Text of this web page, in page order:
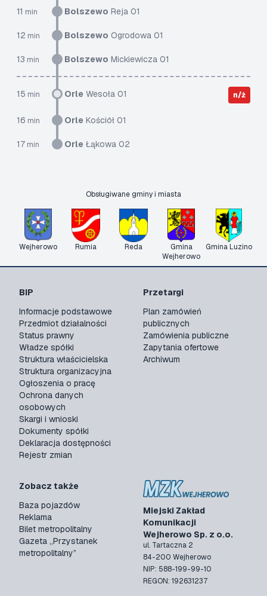
11 min Bolszewo Reja 01
12 min Bolszewo Ogrodowa 01
13 min Bolszewo Mickiewicza 01
15 min Orle Wesoła 01 n/ż
16 min Orle Kościół 01
17 min Orle Łąkowa 02
Obsługiwane gminy i miasta
Wejherowo Rumia Reda
Gmina
Wejherowo
Gmina Luzino
Miejski Zakład
Komunikacji
Wejherowo Sp. z o.o.
ul. Tartaczna 2
84-200 Wejherowo
NIP: 588-199-99-10
REGON: 192631237
BIP
Informacje podstawowe
Przedmiot działalności
Status prawny
Władze spółki
Struktura właścicielska
Struktura organizacyjna
Ogłoszenia o pracę
Ochrona danych
osobowych
Skargi i wnioski
Dokumenty spółki
Deklaracja dostępności
Rejestr zmian
Przetargi
Plan zamówień
publicznych
Zamówienia publiczne
Zapytania ofertowe
Archiwum
Zobacz także
Baza pojazdów
Reklama
Bilet metropolitalny
Gazeta „Przystanek
metropolitalny”